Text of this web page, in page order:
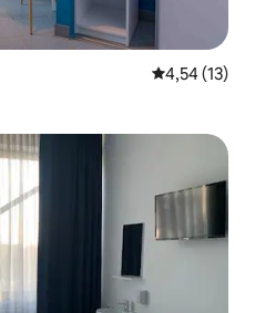
4,54 de uma
4,54 (13)